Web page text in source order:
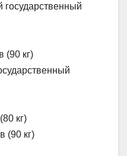
(90 кг)
кг)
(90 кг)